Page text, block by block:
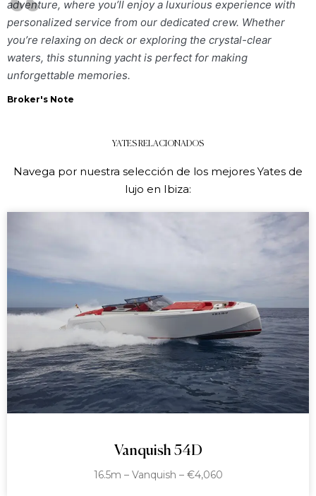
adventure, where you’ll enjoy a luxurious experience with
personalized service from our dedicated crew. Whether
you’re relaxing on deck or exploring the crystal-clear
waters, this stunning yacht is perfect for making
unforgettable memories.
Broker's Note
YATES RELACIONADOS
Navega por nuestra selección de los mejores Yates de
lujo en Ibiza:
Vanquish 54D
16.5m – Vanquish – €4,060